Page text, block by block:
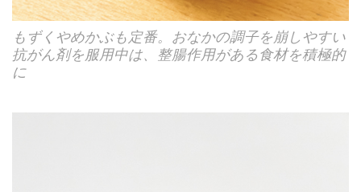
もずくやめかぶも定番。おなかの調子を崩しやすい
抗がん剤を服用中は、整腸作用がある食材を積極的
に